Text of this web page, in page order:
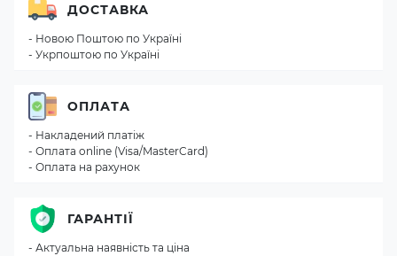
ДОСТАВКА
- Новою Поштою по Україні
- Укрпоштою по Україні
ОПЛАТА
- Накладений платіж
- Оплата online (Visa/MasterCard)
- Оплата на рахунок
ГАРАНТІЇ
- Актуальна наявність та ціна